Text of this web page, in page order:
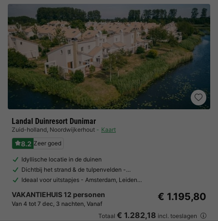
Landal Duinresort Dunimar
Zuid-holland, Noordwijkerhout Kaart
8.2 Zeer goed
Idyllische locatie in de duinen
Dichtbij het strand & de tulpenvelden -…
Ideaal voor uitstapjes - Amsterdam, Leiden…
VAKANTIEHUIS 12 personen
Van 4 tot 7 dec, 3 nachten, Vanaf
€ 1.195,80
Totaal € 1.282,18 incl. toeslagen